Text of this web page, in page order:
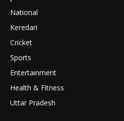
National
Keredari
Cricket
Sports
Entertainment
Health & Fitness
Uttar Pradesh